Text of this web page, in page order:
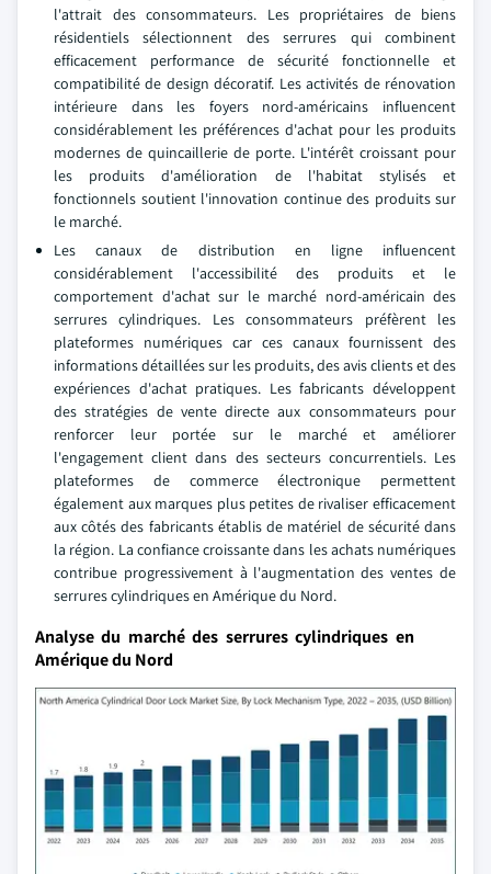
l'attrait des consommateurs. Les propriétaires de biens
résidentiels sélectionnent des serrures qui combinent
efficacement performance de sécurité fonctionnelle et
compatibilité de design décoratif. Les activités de rénovation
intérieure dans les foyers nord-américains influencent
considérablement les préférences d'achat pour les produits
modernes de quincaillerie de porte. L'intérêt croissant pour
les produits d'amélioration de l'habitat stylisés et
fonctionnels soutient l'innovation continue des produits sur
le marché.
Les canaux de distribution en ligne influencent
considérablement l'accessibilité des produits et le
comportement d'achat sur le marché nord-américain des
serrures cylindriques. Les consommateurs préfèrent les
plateformes numériques car ces canaux fournissent des
informations détaillées sur les produits, des avis clients et des
expériences d'achat pratiques. Les fabricants développent
des stratégies de vente directe aux consommateurs pour
renforcer leur portée sur le marché et améliorer
l'engagement client dans des secteurs concurrentiels. Les
plateformes de commerce électronique permettent
également aux marques plus petites de rivaliser efficacement
aux côtés des fabricants établis de matériel de sécurité dans
la région. La confiance croissante dans les achats numériques
contribue progressivement à l'augmentation des ventes de
serrures cylindriques en Amérique du Nord.
Analyse du marché des serrures cylindriques en
Amérique du Nord